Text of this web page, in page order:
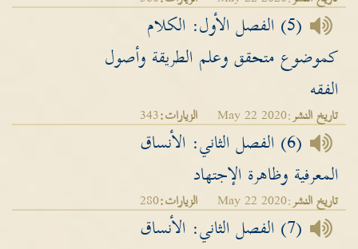
(5) الفصل الأول: الكلام
كموضوع متحقق وعلم الطريقة وأصول
الفقه
تاريخ النشر:May 22 2020 الزيارات:343
(6) الفصل الثاني: الأنساق
المعرفية وظاهرة الإجتهاد
تاريخ النشر:May 22 2020 الزيارات:280
(7) الفصل الثاني: الأنساق